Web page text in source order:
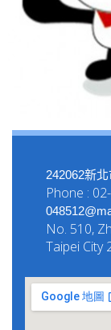
242062新
Phone :
No. 510,
Taipei City